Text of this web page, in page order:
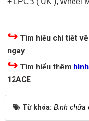
+ LPCB ( UK ), Wheel
↪ Tìm hiểu chi tiết
ngay
↪ Tìm hiểu thêm
12ACE
Từ khóa: Bình chữa